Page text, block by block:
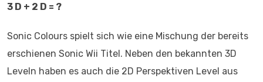
3 D + 2 D = ?
Sonic Colours spielt sich wie eine Mischung der bereits
erschienen Sonic Wii Titel. Neben den bekannten 3D
Leveln haben es auch die 2D Perspektiven Level aus